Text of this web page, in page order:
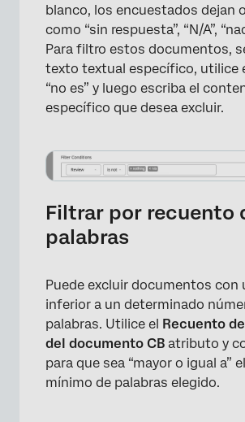
blanco, los encuestados dejan
como “sin respuesta”, “N/A”,
Para filtro estos documentos,
texto textual específico, utilice
“no es” y luego escriba el
específico que desea excluir.
Filtrar por recuento
palabras
Puede excluir documentos con
inferior a un determinado
palabras. Utilice el Recuento
del documento CB atributo y
para que sea “mayor o igual a”
mínimo de palabras elegido.